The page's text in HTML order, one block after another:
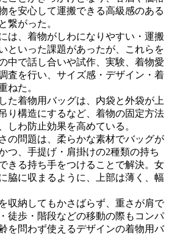
を安心して運搬できる高級感のある
繋がった。
は、着物がしわになりやすい・運搬
といった課題があったが、これらを
中で話し合いや試作、実験、着物愛
査を行い、サイズ感・デザイン・着
ねた。
た着物用バッグは、内袋と外袋が上
り構造にするなど、着物の固定方法
しわ防止効果を高めている。
の問題は、柔らかな素材でバッグが
つ、手提げ・肩掛けの2種類の持ち
きる持ち手をつけることで解決。女
脇に収まるように、上部は薄く、幅
収納してもかさばらず、重さが肩で
徒歩・階段などの移動の際もコンパ
を問わず使えるデザインの着物用バ